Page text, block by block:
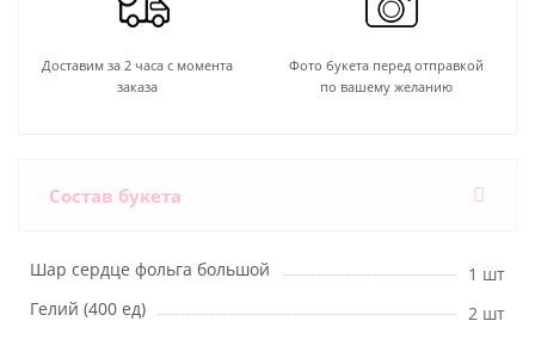
Доставим за 2 часа с момента
заказа
Фото букета перед отправкой
по вашему желанию
Состав букета
Шар сердце фольга большой
1 шт
Гелий (400 ед)
2 шт